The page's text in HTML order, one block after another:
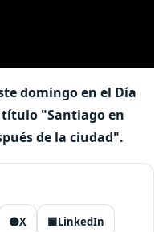
domingo en el Día
"Santiago en
de la ciudad".
⚫X 🟦LinkedIn